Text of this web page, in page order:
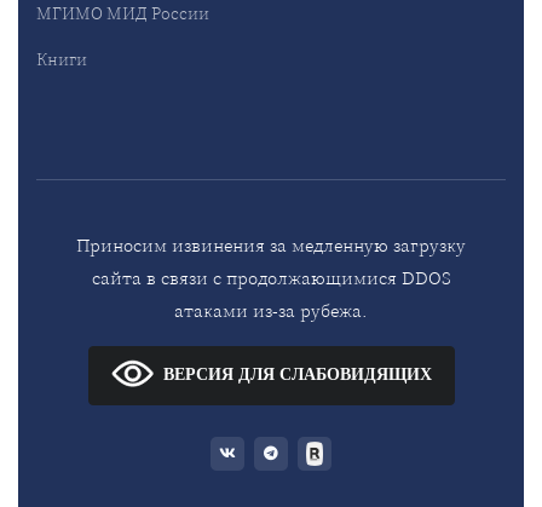
МГИМО МИД России
Книги
Приносим извинения за медленную загрузку
сайта в связи с продолжающимися DDOS
атаками из-за рубежа.
ВЕРСИЯ ДЛЯ СЛАБОВИДЯЩИХ